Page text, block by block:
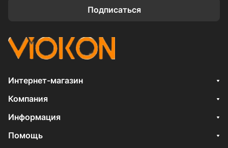
Подписаться
Интернет-магазин
Компания
Информация
Помощь